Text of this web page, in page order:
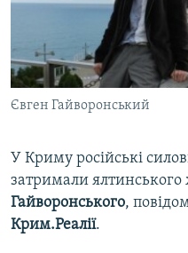
ВІДЕОУРОКИ «ELIFBE»
СВІДЧЕННЯ ОКУПАЦІЇ
УКРАЇНСЬКА ПРОБЛЕМА
ІНФОГРАФІКА
Qırımtatar
ДОЛУЧАЙСЯ!
Усі сайти RFE/RL
Євген Гайворонський
У Криму російські
затримали ялтинського
Гайворонського,
Крим.Реалії.